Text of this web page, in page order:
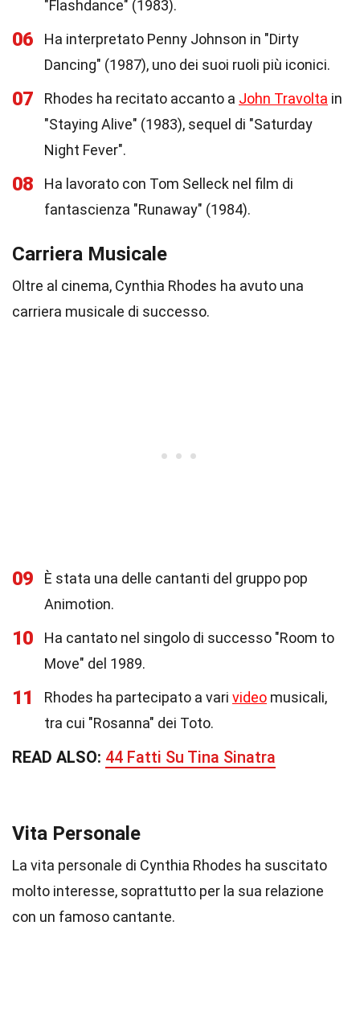
"Flashdance" (1983).
06
Ha interpretato Penny Johnson in "Dirty
Dancing" (1987), uno dei suoi ruoli più iconici.
07 Rhodes ha recitato accanto a John Travolta in
"Staying Alive" (1983), sequel di "Saturday
Night Fever".
08
Ha lavorato con Tom Selleck nel film di
fantascienza "Runaway" (1984).
Carriera Musicale
Oltre al cinema, Cynthia Rhodes ha avuto una
carriera musicale di successo.
09
È stata una delle cantanti del gruppo pop
Animotion.
10
Ha cantato nel singolo di successo "Room to
Move" del 1989.
11 Rhodes ha partecipato a vari video musicali,
tra cui "Rosanna" dei Toto.
READ ALSO: 44 Fatti Su Tina Sinatra
Vita Personale
La vita personale di Cynthia Rhodes ha suscitato
molto interesse, soprattutto per la sua relazione
con un famoso cantante.